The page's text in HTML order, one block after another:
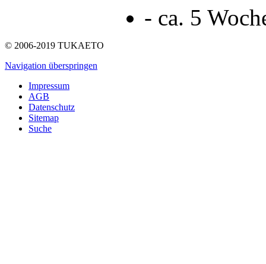
- ca. 5
© 2006-2019 TUKAETO
Navigation überspringen
Impressum
AGB
Datenschutz
Sitemap
Suche